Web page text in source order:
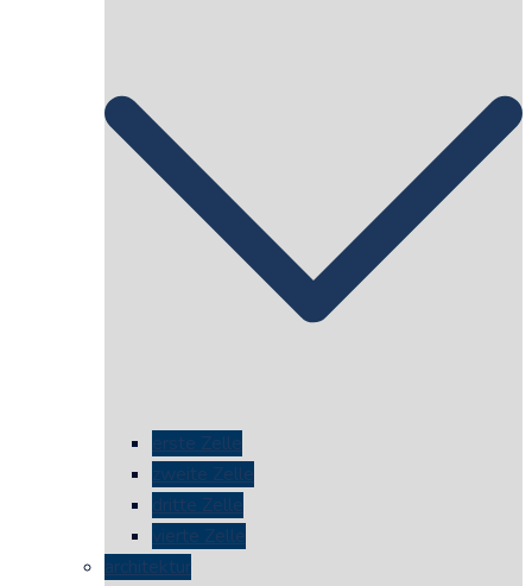
erste Zelle
zweite Zelle
dritte Zelle
vierte Zelle
architektur